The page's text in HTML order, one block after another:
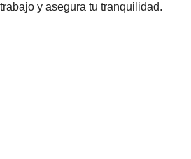
y asegura tu tranquilidad.